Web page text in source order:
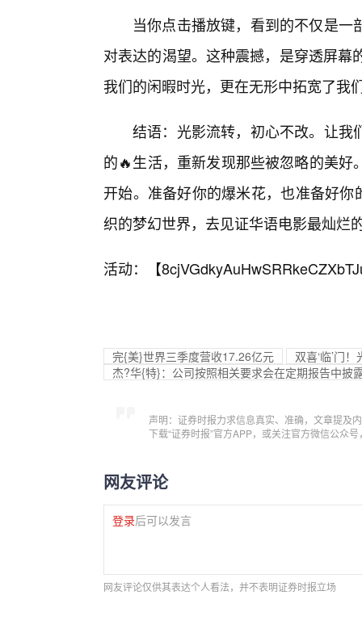
当你点击播放键，看到的不仅是
对表达的渴望。这种震撼，是穿透屏
我们的闲暇时光，更在无形中拓宽了我
结语：光影流转，初心不改。让我
的🔥生活，重新发现那些被忽略的美
开始。准备好你的爆米花，也准备好
织的梦幻世界，去见证华语电影最灿烂
活动：【
完{美}世界三季度营收17.26亿元
双喜‘临’门
杰?华{特}：公司按照相关要求会在定期报告中披
声明：证券时报力求信息真实、准确，文章提及
下载“证券时报”官方APP，或关注官方微信公众
网友评论
登录后可以发言
网友评论仅供其表达个人看法，并不表明证券时报立场